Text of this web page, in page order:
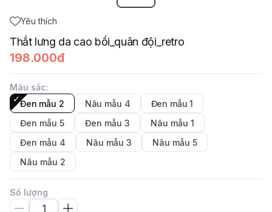
Yêu thích
Thắt lưng da cao bồi_quân đội_retro
198.000đ
Màu sắc:
Đen mẫu 2
Nâu mẫu 4
Đen mẫu 1
Đen mẫu 5
Đen mẫu 3
Nâu mẫu 1
Đen mẫu 4
Nâu mẫu 3
Nâu mẫu 5
Nâu mẫu 2
Số lượng